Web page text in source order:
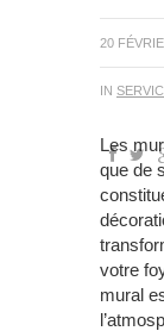
20
IN
Les
que de
votre
mural